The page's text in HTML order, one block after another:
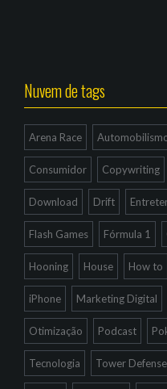
Nuvem de tags
Arena Race
Consumidor Copywriting
Download Drift
Flash Games Fórmula 1
Hooning House How to
iPhone Marketing Digital
Otimização Podcast
Tecnologia Tower Defense